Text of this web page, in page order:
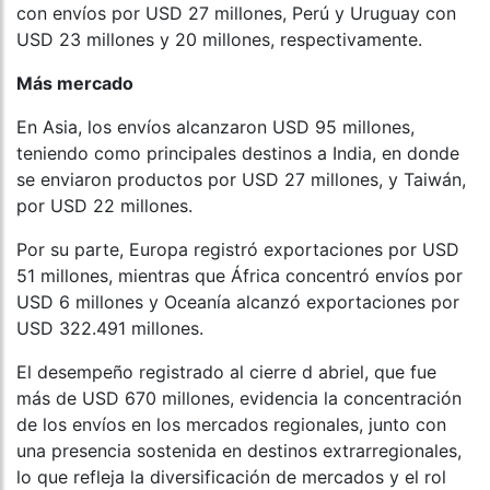
con envíos por USD 27 millones, Perú y Uruguay con
USD 23 millones y 20 millones, respectivamente.
Más mercado
En Asia, los envíos alcanzaron USD 95 millones,
teniendo como principales destinos a India, en donde
se enviaron productos por USD 27 millones, y Taiwán,
por USD 22 millones.
Por su parte, Europa registró exportaciones por USD
51 millones, mientras que África concentró envíos por
USD 6 millones y Oceanía alcanzó exportaciones por
USD 322.491 millones.
El desempeño registrado al cierre d abriel, que fue
más de USD 670 millones, evidencia la concentración
de los envíos en los mercados regionales, junto con
una presencia sostenida en destinos extrarregionales,
lo que refleja la diversificación de mercados y el rol